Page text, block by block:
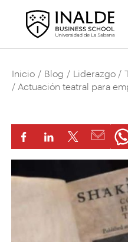
Inicio / Blog / Liderazgo /
/ Actuación teatral para